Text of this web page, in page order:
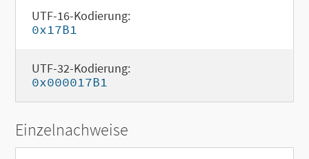
UTF-16-Kodierung:
0x17B1
UTF-32-Kodierung:
0x000017B1
Einzelnachweise